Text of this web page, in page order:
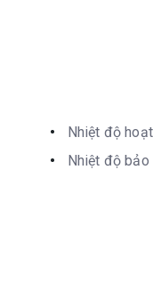
Nhiệt độ
Nhiệt độ bảo